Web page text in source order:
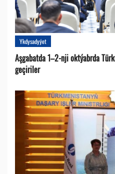
Ykdysadyýet
Aşgabatda 1–2-nji oktýabrda
geçiriler